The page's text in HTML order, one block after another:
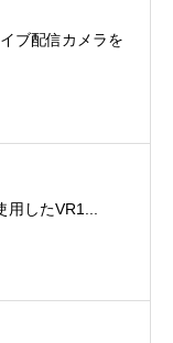
ブ配信カメラを
用したVR1...